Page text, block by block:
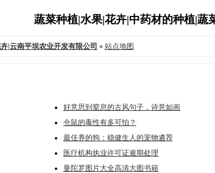
蔬菜种植|水果|花卉|中药材的种植|蔬
|云南平坝农业开发有限公司 » 站点地图
好意思到窒息的古风句子，诗意如画
仓鼠的毒性有多可怕？
最佳养的狗：稳健生人的宠物遴荐
医疗机构执业许可证逾期处理
曼陀罗图片大全高清大图书籍